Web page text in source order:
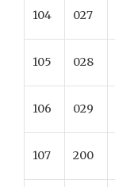
104 027
105 028
106 029
107 200